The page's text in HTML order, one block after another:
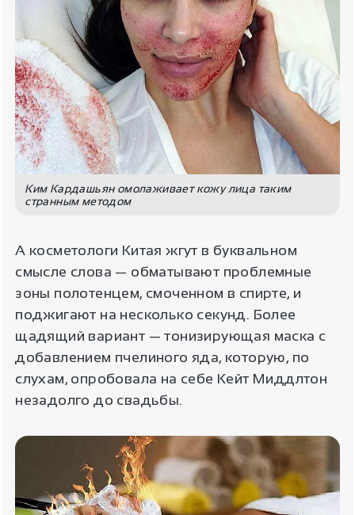
Ким Кардашьян омолаживает кожу лица таким
странным методом
А косметологи Китая жгут в буквальном
смысле слова — обматывают проблемные
зоны полотенцем, смоченном в спирте, и
поджигают на несколько секунд. Более
щадящий вариант — тонизирующая маска с
добавлением пчелиного яда, которую, по
слухам, опробовала на себе Кейт Миддлтон
незадолго до свадьбы.